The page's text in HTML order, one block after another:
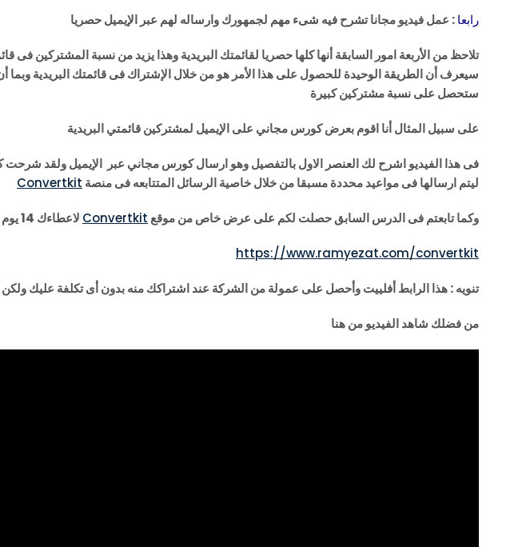
رابعا: عمل فيديو مجانا تشرح فيه شىء مهم لجمهورك وارساله لهم عبر الإيميل حصريا
تلاحظ من الأربعة امور السابقة أنها كلها حصريا لقائمتك البريدية وهذا يزيد من نسبة المشتركين فى
سيعرف أن الطريقة الوحيدة للحصول على هذا الأمر هو من خلال الإشتراك فى قائمتك البريدية وبما أن
ستحصل على نسبة مشتركين كبيرة
على سبيل المثال أنا اقوم بعرض كورس مجاني على الإيميل لمشتركين قائمتي البريدية
فى هذا الفيديو اشرح لك العنصر الاول بالتفصيل وهو ارسال كورس مجاني عبر الإيميل ولقد شرحت
ليتم ارسالها فى مواعيد محددة مسبقا من خلال خاصية الرسائل المتتابعه فى منصة Convertkit
وكما تابعتم فى الدرس السابق حصلت لكم على عرض خاص من موقع Convertkit لاعطاءك 14 يوم مجانا من هنا
https://www.ramyezat.com/convertkit
تنويه : هذا الرابط أفلييت وأحصل على عمولة من الشركة عند اشتراكك منه بدون أى تكلفة عليك ولكن الرابط به
من فضلك شاهد الفيديو من هنا